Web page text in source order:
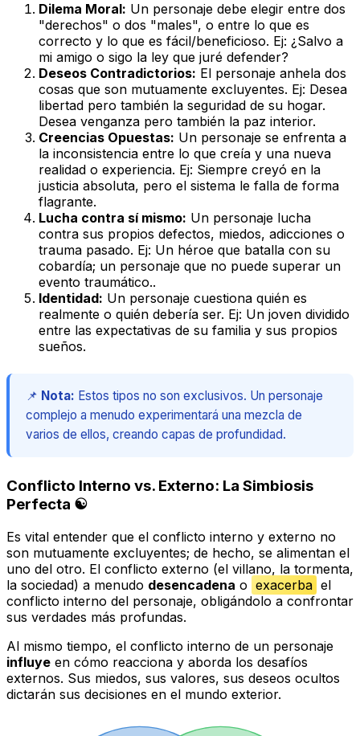
Dilema Moral: Un personaje debe elegir entre dos
"derechos" o dos "males", o entre lo que es
correcto y lo que es fácil/beneficioso. Ej: ¿Salvo a
mi amigo o sigo la ley que juré defender?
Deseos Contradictorios: El personaje anhela dos
cosas que son mutuamente excluyentes. Ej: Desea
libertad pero también la seguridad de su hogar.
Desea venganza pero también la paz interior.
Creencias Opuestas: Un personaje se enfrenta a
la inconsistencia entre lo que creía y una nueva
realidad o experiencia. Ej: Siempre creyó en la
justicia absoluta, pero el sistema le falla de forma
flagrante.
Lucha contra sí mismo: Un personaje lucha
contra sus propios defectos, miedos, adicciones o
trauma pasado. Ej: Un héroe que batalla con su
cobardía; un personaje que no puede superar un
evento traumático..
Identidad: Un personaje cuestiona quién es
realmente o quién debería ser. Ej: Un joven dividido
entre las expectativas de su familia y sus propios
sueños.
📌 Nota: Estos tipos no son exclusivos. Un personaje
complejo a menudo experimentará una mezcla de
varios de ellos, creando capas de profundidad.
Conflicto Interno vs. Externo: La Simbiosis
Perfecta ☯️
Es vital entender que el conflicto interno y externo no
son mutuamente excluyentes; de hecho, se alimentan el
uno del otro. El conflicto externo (el villano, la tormenta,
la sociedad) a menudo desencadena o exacerba el
conflicto interno del personaje, obligándolo a confrontar
sus verdades más profundas.
Al mismo tiempo, el conflicto interno de un personaje
influye en cómo reacciona y aborda los desafíos
externos. Sus miedos, sus valores, sus deseos ocultos
dictarán sus decisiones en el mundo exterior.